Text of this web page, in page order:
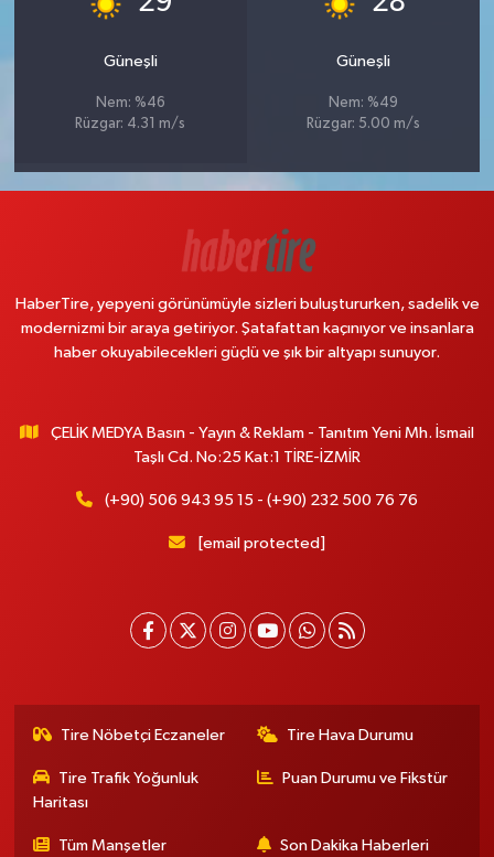
Güneşli
Nem: %46
Rüzgar: 4.31 m/s
Güneşli
Nem: %49
Rüzgar: 5.00 m/s
HaberTire, yepyeni görünümüyle sizleri buluştururken, sadelik ve
modernizmi bir araya getiriyor. Şatafattan kaçınıyor ve insanlara
haber okuyabilecekleri güçlü ve şık bir altyapı sunuyor.
ÇELİK MEDYA Basın - Yayın & Reklam - Tanıtım Yeni Mh. İsmail
Taşlı Cd. No:25 Kat:1 TİRE-İZMİR
(+90) 506 943 95 15 - (+90) 232 500 76 76
[email protected]
Tire Nöbetçi Eczaneler Tire Hava Durumu
Tire Trafik Yoğunluk
Haritası
Puan Durumu ve Fikstür
Tüm Manşetler Son Dakika Haberleri